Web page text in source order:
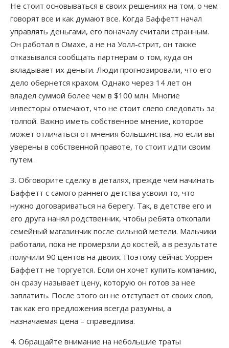
Ссылки
Обмен ссылками
Постоянные ссылки
Обмен просмотрами
Счетчик
Не стоит основываться в своих решениях на том, о чем
говорят все и как думают все. Когда Баффетт начал
управлять деньгами, его поначалу считали странным.
Он работал в Омахе, а не на Уолл-стрит, он также
отказывался сообщать партнерам о том, куда он
вкладывает их деньги. Люди прогнозировали, что его
дело обернется крахом. Однако через 14 лет он
владел суммой более чем в $100 млн. Многие
инвесторы отмечают, что не стоит слепо следовать за
толпой. Важно иметь собственное мнение, которое
может отличаться от мнения большинства, но если вы
уверены в собственной правоте, то стоит идти своим
путем.
3. Обговорите сделку в деталях, прежде чем начинать
Баффетт с самого раннего детства усвоил то, что
нужно договариваться на берегу. Так, в детстве его и
его друга нанял родственник, чтобы ребята откопали
семейный магазинчик после сильной метели. Мальчики
работали, пока не промерзли до костей, а в результате
получили 90 центов на двоих. Поэтому сейчас Уоррен
Баффетт не торгуется. Если он хочет купить компанию,
он сразу называет цену, которую он готов за нее
заплатить. После этого он не отступает от своих слов,
так как его предложения всегда разумны, а
назначаемая цена – справедлива.
4. Обращайте внимание на небольшие траты